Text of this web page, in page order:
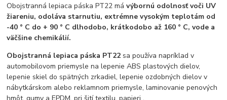
Obojstranná lepiaca páska PT22 mávýbornú odolnosť voči UV
žiareniu, odoláva starnutiu, extrémne vysokým teplotám od
-40 ° C do + 90 ° C dlhodobo, krátkodobo až 160 ° C, vode a
väčšine chemikálií.
Obojstranná lepiaca páska PT22 sa používa napríklad v
automobilovom priemysle na lepenie ABS plastových dielov,
lepenie skiel do spätných zrkadiel, lepenie ozdobných dielov v
nábytkárskom alebo reklamnom priemysle, laminovanie penových